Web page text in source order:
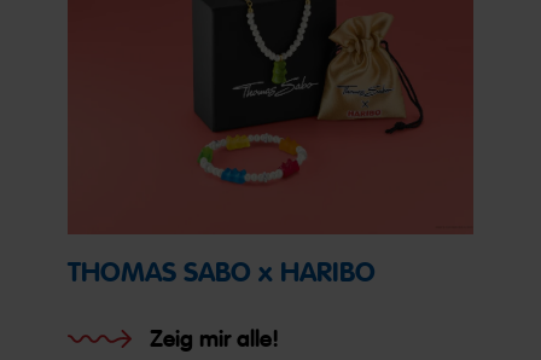
THOMAS SABO x HARIBO
Zeig mir alle!